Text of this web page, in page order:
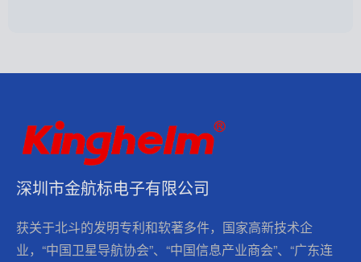
深圳市金航标电子有限公司
获关于北斗的发明专利和软著多件，国家高新技术企
业，“中国卫星导航协会”、“中国信息产业商会”、“广东连